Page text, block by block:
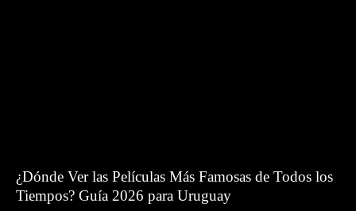
¿Dónde Ver las Películas Más Famosas de Todos los
Tiempos? Guía 2026 para Uruguay